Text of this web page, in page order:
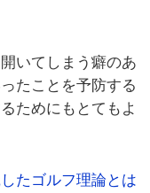
いてしまう癖のあ
たことを予防する
ためにもとてもよ
たゴルフ理論とは